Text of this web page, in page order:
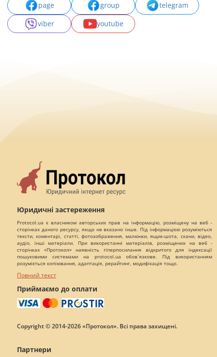
page group
telegram
viber
youtube
Юридичні застереження
Protocol.ua є власником авторських прав на інформацію, розміщену на веб -
сторінках даного ресурсу, якщо не вказано інше. Під інформацією розуміються
тексти, коментарі, статті, фотозображення, малюнки, ящик-шота, скани, відео,
аудіо, інші матеріали. При використанні матеріалів, розміщених на веб -
сторінках «Протокол» наявність гіперпосилання відкритого для індексації
пошуковими системами на protocol.ua обов`язкове. Під використанням
розуміється копіювання, адаптація, рерайтинг, модифікація тощо.
Повний текст
Приймаємо до оплати
Copyright © 2014-2026 «Протокол». Всі права захищені.
Партнери